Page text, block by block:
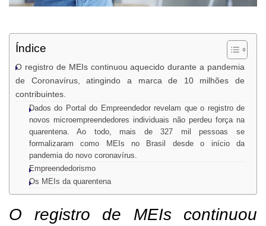
Índice
O registro de MEIs continuou aquecido durante a pandemia
de Coronavírus, atingindo a marca de 10 milhões de
contribuintes.
Dados do Portal do Empreendedor revelam que o registro de
novos microempreendedores individuais não perdeu força na
quarentena. Ao todo, mais de 327 mil pessoas se
formalizaram como MEIs no Brasil desde o início da
pandemia do novo coronavírus.
Empreendedorismo
Os MEIs da quarentena
O registro de MEIs continuou